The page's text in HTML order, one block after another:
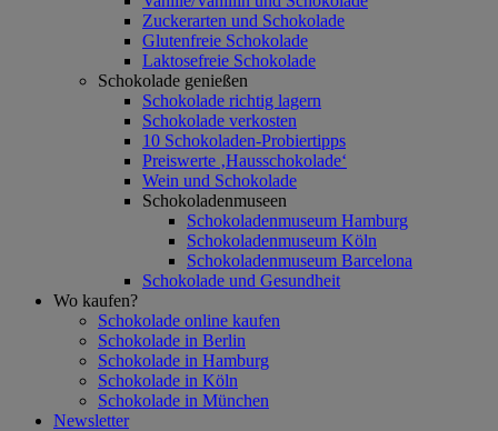
Zuckerarten und Schokolade
Glutenfreie Schokolade
Laktosefreie Schokolade
Schokolade genießen
Schokolade richtig lagern
Schokolade verkosten
10 Schokoladen-Probiertipps
Preiswerte ‚Hausschokolade‘
Wein und Schokolade
Schokoladenmuseen
Schokoladenmuseum Hamburg
Schokoladenmuseum Köln
Schokoladenmuseum Barcelona
Schokolade und Gesundheit
Wo kaufen?
Schokolade online kaufen
Schokolade in Berlin
Schokolade in Hamburg
Schokolade in Köln
Schokolade in München
Newsletter